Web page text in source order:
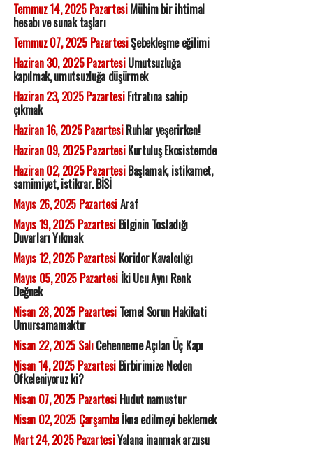
Temmuz 14, 2025 PazartesiMühim bir ihtimal
hesabı ve sunak taşları
Temmuz 07, 2025 PazartesiŞebekleşme eğilimi
Haziran 30, 2025 PazartesiUmutsuzluğa
kapılmak, umutsuzluğa düşürmek
Haziran 23, 2025 PazartesiFıtratına sahip
çıkmak
Haziran 16, 2025 PazartesiRuhlar yeşerirken!
Haziran 09, 2025 PazartesiKurtuluş Ekosistemde
Haziran 02, 2025 PazartesiBaşlamak, istikamet,
samimiyet, istikrar. BİSİ
Mayıs 26, 2025 PazartesiAraf
Mayıs 19, 2025 PazartesiBilginin Tosladığı
Duvarları Yıkmak
Mayıs 12, 2025 PazartesiKoridor Kavalcılığı
Mayıs 05, 2025 Pazartesiİki Ucu Aynı Renk
Değnek
Nisan 28, 2025 PazartesiTemel Sorun Hakikati
Umursamamaktır
Nisan 22, 2025 SalıCehenneme Açılan Üç Kapı
Nisan 14, 2025 PazartesiBirbirimize Neden
Öfkeleniyoruz ki?
Nisan 07, 2025 PazartesiHudut namustur
Nisan 02, 2025 Çarşambaİkna edilmeyi beklemek
Mart 24, 2025 PazartesiYalana inanmak arzusu